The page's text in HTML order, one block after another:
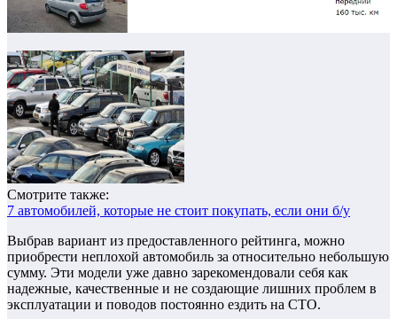
Смотрите также:
7 автомобилей, которые не стоит покупать, если они б/у
Выбрав вариант из предоставленного рейтинга, можно
приобрести неплохой автомобиль за относительно небольшую
сумму. Эти модели уже давно зарекомендовали себя как
надежные, качественные и не создающие лишних проблем в
эксплуатации и поводов постоянно ездить на СТО.